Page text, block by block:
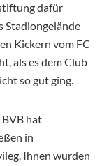
dafür
Stadiongelände
Kickern vom FC
als es dem Club
so gut ging.
hat
in
Ihnen wurden